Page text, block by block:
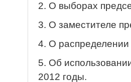
2. О выборах
3. О заместителе
4. О
5. Об
2012 годы.